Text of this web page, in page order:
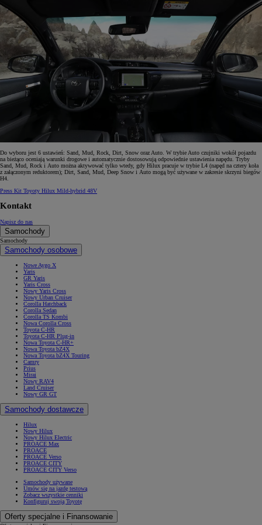
Do wyboru jest 6 ustawień: Sand, Mud, Rock, Dirt, Snow oraz Auto. W trybie Auto czujniki wokół pojazdu
na bieżąco oceniają warunki drogowe i automatycznie dostosowują odpowiednie ustawienia napędu. Tryby
Sand, Mud, Rock i Auto można aktywować tylko wtedy, gdy Hilux pracuje w trybie L4 (napęd na cztery koła
z załączonym reduktorem); Dirt, Sand, Mud, Deep Snow i Auto mogą być używane w zakresie skrzyni biegów
H4.
Press Kit Toyoty Hilux Mild-hybrid 48V
Kontakt
Napisz do nas
Samochody
Samochody
Samochody osobowe
Nowe Aygo X
Yaris
GR Yaris
Yaris Cross
Nowy Yaris Cross
Nowy Urban Cruiser
Corolla Hatchback
Corolla Sedan
Corolla TS Kombi
Nowa Corolla Cross
Toyota C-HR
Toyota C-HR Plug-in
Nowa Toyota C-HR+
Nowa Toyota bZ4X
Nowa Toyota bZ4X Touring
Camry
Prius
Mirai
Nowy RAV4
Land Cruiser
Nowy GR GT
Samochody dostawcze
Hilux
Nowy Hilux
Nowy Hilux Electric
PROACE Max
PROACE
PROACE Verso
PROACE CITY
PROACE CITY Verso
Samochody używane
Umów się na jazdę testową
Zobacz wszystkie cenniki
Konfiguruj swoją Toyotę
Oferty specjalne i Finansowanie